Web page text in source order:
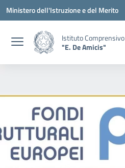
Vai ai contenuti
Vai al menu di navigazione
Vai al footer
Ministero dell'Istruzione e del Merito
Istituto Comprensivo
"E. De Amicis"